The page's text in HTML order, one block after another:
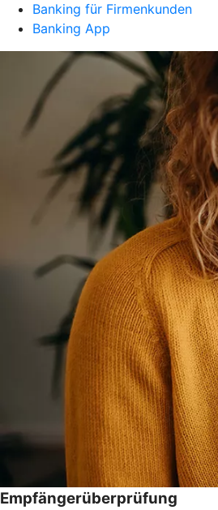
Banking für Firmenkunden
Banking App
Empfängerüberprüfung